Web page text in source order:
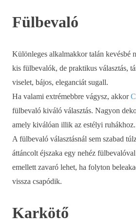
Fülbevaló
Különleges alkalmakkor talán kevésbé
kis fülbevalók, de praktikus választás,
viselet, bájos, eleganciát sugall.
Ha valami extrémebbre vágysz, akkor
fülbevaló kiváló választás. Nagyon
amely kiválóan illik az estélyi ruhákhoz.
A fülbevaló választásnál sem szabad
áttáncolt éjszaka egy nehéz
emellett zavaró lehet, ha folyton
vissza csapódik.
Karkötő